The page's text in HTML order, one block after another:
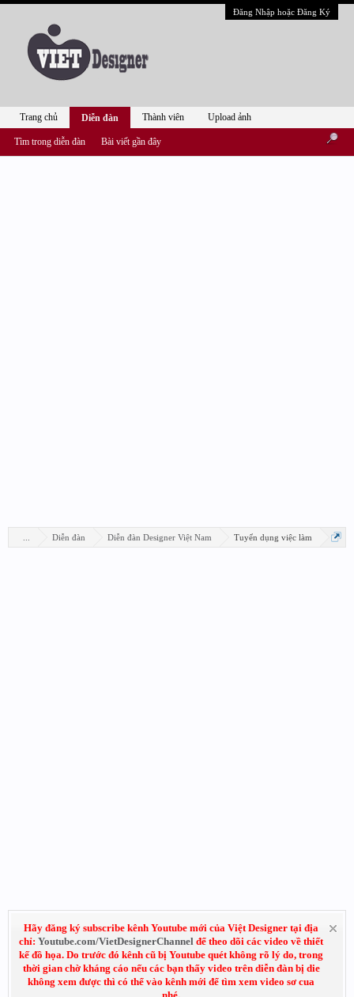
Đăng Nhập hoặc Đăng Ký
Diễn đàn Diễn đàn Designer Việt Nam Tuyển dụng việc làm
Hãy đăng ký subscribe kênh Youtube mới của Việt Designer tại địa
chỉ: Youtube.com/VietDesignerChannel để theo dõi các video về thiết
kế đồ họa. Do trước đó kênh cũ bị Youtube quét không rõ lý do, trong
thời gian chờ kháng cáo nếu các bạn thấy video trên diễn đàn bị die
không xem được thì có thể vào kênh mới để tìm xem video sơ cua
Trang chủ Diễn đàn
Tìm trong diễn đàn Bài viết gần đây
Thành viên Upload ảnh